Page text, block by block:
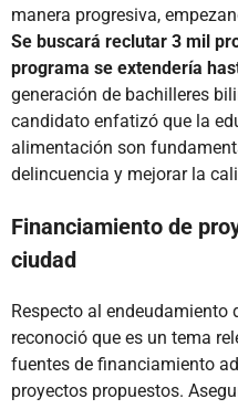
manera progresiva,
Se buscará reclutar 3 mil
programa se extendería
generación de bachilleres
candidato enfatizó que la
alimentación son
delincuencia y mejorar la
Financiamiento de
ciudad
Respecto al endeudamiento
reconoció que es un tema
fuentes de financiamiento
proyectos propuestos.